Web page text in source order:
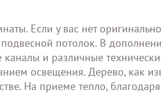
Если у вас нет
потолок. В
и различные
освещения. Дерево, как
На приеме тепло,